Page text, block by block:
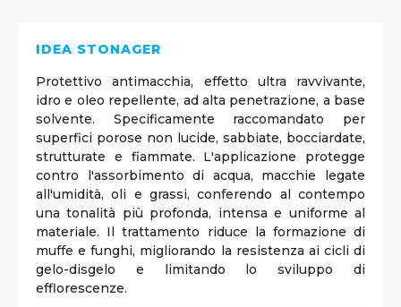
IDEA STONAGER
Protettivo antimacchia, effetto ultra ravvivante,
idro e oleo repellente, ad alta penetrazione, a base
solvente. Specificamente raccomandato per
superfici porose non lucide, sabbiate, bocciardate,
strutturate e fiammate. L'applicazione protegge
contro l'assorbimento di acqua, macchie legate
all'umidità, oli e grassi, conferendo al contempo
una tonalità più profonda, intensa e uniforme al
materiale. Il trattamento riduce la formazione di
muffe e funghi, migliorando la resistenza ai cicli di
gelo-disgelo e limitando lo sviluppo di
efflorescenze.